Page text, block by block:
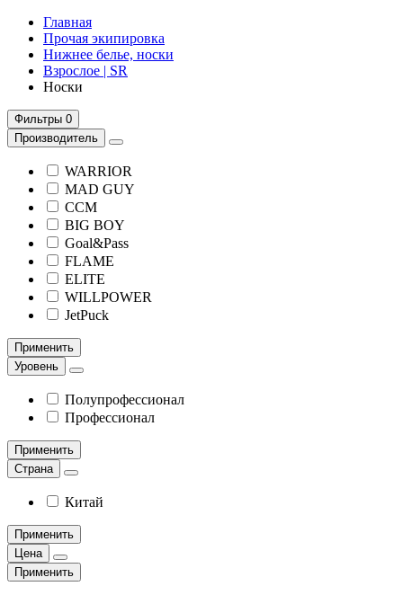
Главная
Прочая экипировка
Нижнее белье, носки
Взрослое | SR
Носки
Фильтры 0
Производитель
WARRIOR
MAD GUY
CCM
BIG BOY
Goal&Pass
FLAME
ELITE
WILLPOWER
JetPuck
Применить
Уровень
Полупрофессионал
Профессионал
Применить
Страна
Китай
Применить
Цена
Применить